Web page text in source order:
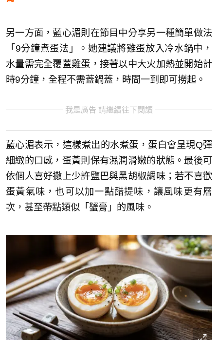
另一方面，藍心湄則在節目中分享另一種簡單做法
「9分鐘煮蛋法」。她建議將雞蛋放入冷水鍋中，
水量需完全覆蓋雞蛋，接著以中大火加熱並開始計
時9分鐘，全程不需蓋鍋蓋，時間一到即可撈起。
我是廣告 請繼續往下閱讀
藍心湄表示，這樣煮出的水煮蛋，蛋白會呈現Q彈
細緻的口感，蛋黃則保有濕潤滑嫩的狀態。最後可
依個人喜好撒上少許鹽巴與黑胡椒調味；若不喜歡
蛋黃氣味，也可以加一點醋提味，讓風味更有層
次，甚至帶點類似「蟹膏」的風味。